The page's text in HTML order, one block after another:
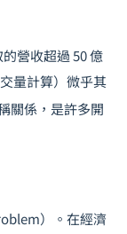
營收超過 50 億
量計算）微乎其
關係，是許多開
）。在經濟